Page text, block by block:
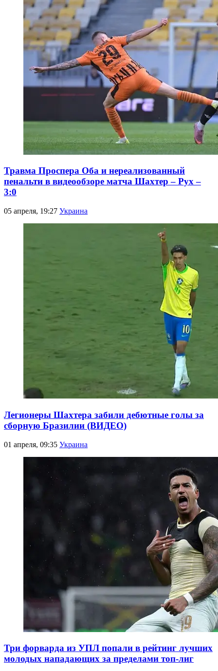
Травма Проспера Оба и нереализованный
пенальти в видеообзоре матча Шахтер – Рух –
3:0
05 апреля, 19:27 Украина
Легионеры Шахтера забили дебютные голы за
сборную Бразилии (ВИДЕО)
01 апреля, 09:35 Украина
Три форварда из УПЛ попали в рейтинг лучших
молодых нападающих за пределами топ-лиг